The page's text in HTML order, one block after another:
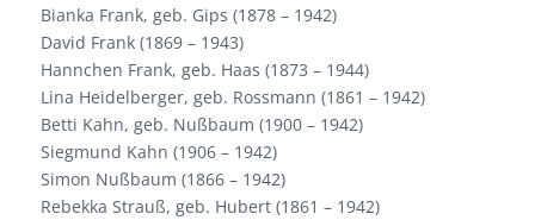
Bianka Frank, geb. Gips (1878 – 1942)
David Frank (1869 – 1943)
Hannchen Frank, geb. Haas (1873 – 1944)
Lina Heidelberger, geb. Rossmann (1861 – 1942)
Betti Kahn, geb. Nußbaum (1900 – 1942)
Siegmund Kahn (1906 – 1942)
Simon Nußbaum (1866 – 1942)
Rebekka Strauß, geb. Hubert (1861 – 1942)